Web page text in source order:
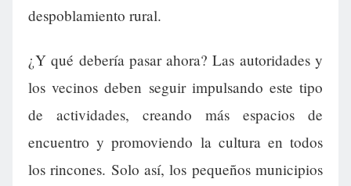
despoblamiento rural.
¿Y qué debería pasar ahora? Las autoridades y
los vecinos deben seguir impulsando este tipo
de actividades, creando más espacios de
encuentro y promoviendo la cultura en todos
los rincones. Solo así, los pequeños municipios